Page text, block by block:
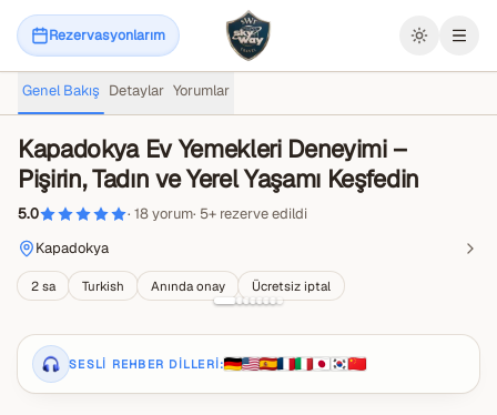
Rezervasyonlarım
Kapadokya Ev Yemekleri Deneyimi –
Pişirin, Tadın ve Yerel Yaşamı Keşfedin
5.0 · 18yorum· 5+ rezerve edildi
Kapadokya
2 sa Turkish Anında onay Ücretsiz iptal
SESLI REHBER DILLERI:
Genel Bakış Detaylar Yorumlar